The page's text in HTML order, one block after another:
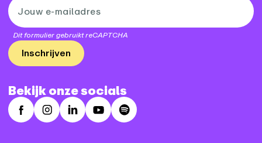
Dit formulier gebruikt reCAPTCHA
Inschrijven
Bekijk onze socials
FacebookInstagram
LinkedInYoutubeSpotify